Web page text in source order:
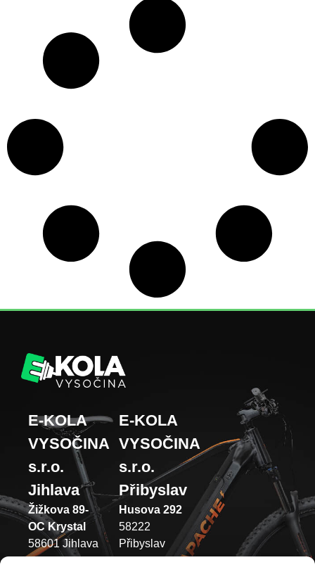
E-KOLA
VYSOČINA
s.r.o.
Jihlava
Žižkova 89-
OC Krystal
58601 Jihlava
E-KOLA
VYSOČINA
s.r.o.
Přibyslav
Husova 292
58222
Přibyslav